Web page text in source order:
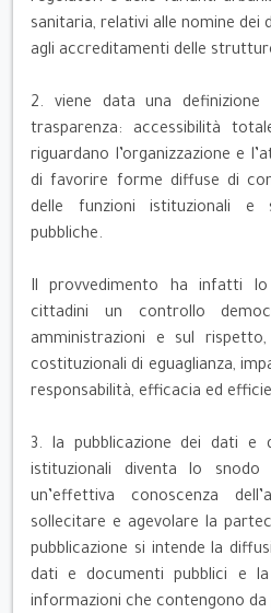
sanitaria, relativi alle nomine
agli accreditamenti delle
2. viene data una definizione
trasparenza: accessibilità
riguardano l’organizzazione e
di favorire forme diffuse di
delle funzioni istituzionali e
pubbliche.
Il provvedimento ha infatti
cittadini un controllo
amministrazioni e sul
costituzionali di eguaglianza,
responsabilità, efficacia ed
3. la pubblicazione dei dati e
istituzionali diventa lo snodo
un’effettiva conoscenza
sollecitare e agevolare la
pubblicazione si intende la
dati e documenti pubblici e
informazioni che contengono